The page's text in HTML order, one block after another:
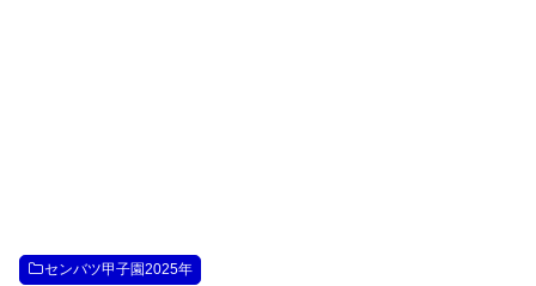
センバツ甲子園2025年